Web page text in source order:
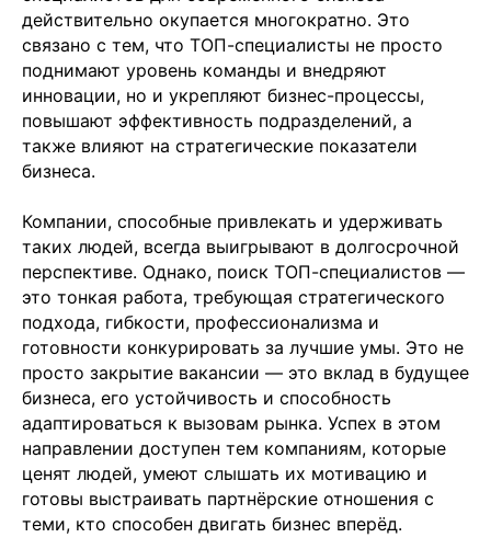
действительно окупается многократно. Это
связано с тем, что ТОП-специалисты не просто
поднимают уровень команды и внедряют
инновации, но и укрепляют бизнес-процессы,
повышают эффективность подразделений, а
также влияют на стратегические показатели
бизнеса.
Компании, способные привлекать и удерживать
таких людей, всегда выигрывают в долгосрочной
перспективе. Однако, поиск ТОП-специалистов —
это тонкая работа, требующая стратегического
подхода, гибкости, профессионализма и
готовности конкурировать за лучшие умы. Это не
просто закрытие вакансии — это вклад в будущее
бизнеса, его устойчивость и способность
адаптироваться к вызовам рынка. Успех в этом
направлении доступен тем компаниям, которые
ценят людей, умеют слышать их мотивацию и
готовы выстраивать партнёрские отношения с
теми, кто способен двигать бизнес вперёд.
+7
Отправить заявку
Москва
+7 499 380 89 20
info@it-atlas.ru